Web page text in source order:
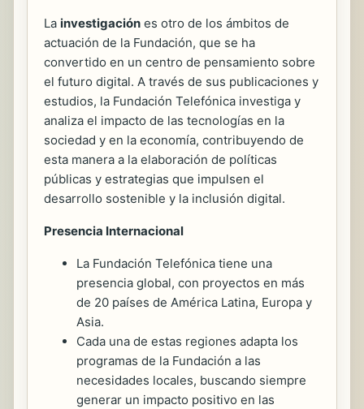
La investigación es otro de los ámbitos de
actuación de la Fundación, que se ha
convertido en un centro de pensamiento sobre
el futuro digital. A través de sus publicaciones y
estudios, la Fundación Telefónica investiga y
analiza el impacto de las tecnologías en la
sociedad y en la economía, contribuyendo de
esta manera a la elaboración de políticas
públicas y estrategias que impulsen el
desarrollo sostenible y la inclusión digital.
Presencia Internacional
La Fundación Telefónica tiene una
presencia global, con proyectos en más
de 20 países de América Latina, Europa y
Asia.
Cada una de estas regiones adapta los
programas de la Fundación a las
necesidades locales, buscando siempre
generar un impacto positivo en las